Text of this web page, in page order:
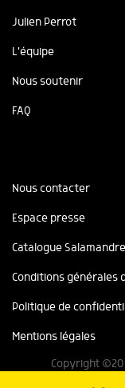
Julien Perrot
L'équipe
Nous soutenir
FAQ
Nous contacter
Espace presse
Catalogue Salamandre
Conditions générales
Politique de
Mentions légales
Copyright